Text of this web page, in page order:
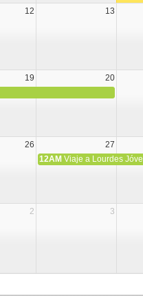
12 13
19 20
26 27
12AM Viaje a Lourdes
2 3